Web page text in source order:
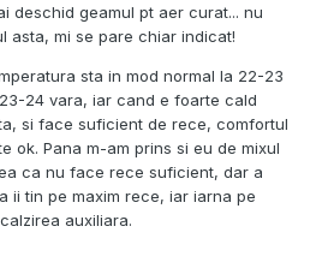
deschid geamul pt aer curat... nu
asta, mi se pare chiar indicat!
sta in mod normal la 22-23
24 vara, iar cand e foarte cald
si face suficient de rece, comfortul
ok. Pana m-am prins si eu de mixul
ca nu face rece suficient, dar a
ii tin pe maxim rece, iar iarna pe
auxiliara.